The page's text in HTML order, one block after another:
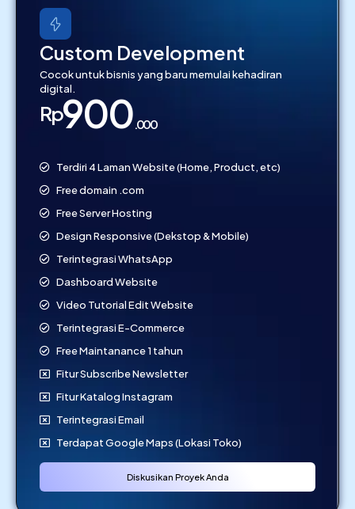
Custom Development
Cocok untuk bisnis yang baru memulai kehadiran
digital.
Rp900.000
Terdiri 4 Laman Website (Home, Product, etc)
Free domain .com
Free Server Hosting
Design Responsive (Dekstop & Mobile)
Terintegrasi WhatsApp
Dashboard Website
Video Tutorial Edit Website
Terintegrasi E-Commerce
Free Maintanance 1 tahun
Fitur Subscribe Newsletter
Fitur Katalog Instagram
Terintegrasi Email
Terdapat Google Maps (Lokasi Toko)
Diskusikan Proyek Anda